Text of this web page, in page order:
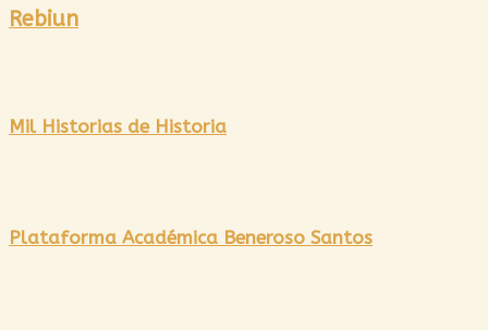
Rebiun
Mil Historias de Historia
Plataforma Académica Beneroso Santos